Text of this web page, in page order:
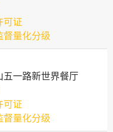
可证
督量化分级
五一路新世界餐厅
可证
督量化分级